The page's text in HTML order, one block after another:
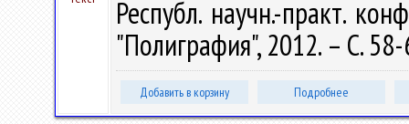
Республ. научн.-практ.
"Полиграфия", 2012. – С.
Добавить в корзину Подробнее